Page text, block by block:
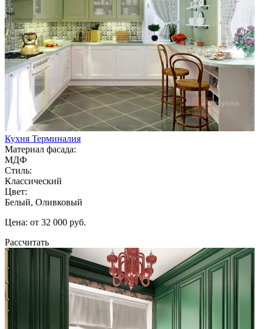
Кухня Терминалия
Материал фасада:
МДФ
Стиль:
Классический
Цвет:
Белый, Оливковый
Цена: от 32 000 руб.
Рассчитать